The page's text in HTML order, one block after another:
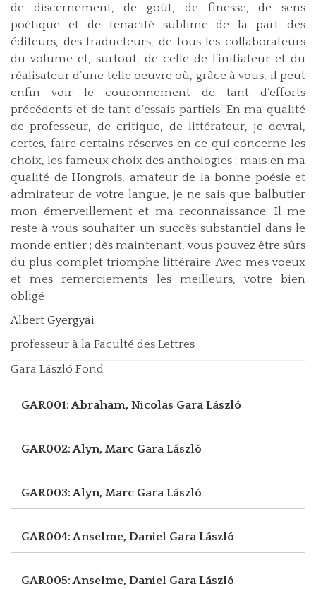
de discernement, de goût, de finesse, de sens
poétique et de tenacité sublime de la part des
éditeurs, des traducteurs, de tous les collaborateurs
du volume et, surtout, de celle de l’initiateur et du
réalisateur d’une telle oeuvre où, grâce à vous, il peut
enfin voir le couronnement de tant d’efforts
précédents et de tant d’essais partiels. En ma qualité
de professeur, de critique, de littérateur, je devrai,
certes, faire certains réserves en ce qui concerne les
choix, les fameux choix des anthologies ; mais en ma
qualité de Hongrois, amateur de la bonne poésie et
admirateur de votre langue, je ne sais que balbutier
mon émerveillement et ma reconnaissance. Il me
reste à vous souhaiter un succès substantiel dans le
monde entier ; dès maintenant, vous pouvez être sûrs
du plus complet triomphe littéraire. Avec mes voeux
et mes remerciements les meilleurs, votre bien
obligé
Albert Gyergyai
professeur à la Faculté des Lettres
Gara László Fond
GAR001: Abraham, Nicolas Gara László
GAR002: Alyn, Marc Gara László
GAR003: Alyn, Marc Gara László
GAR004: Anselme, Daniel Gara László
GAR005: Anselme, Daniel Gara László